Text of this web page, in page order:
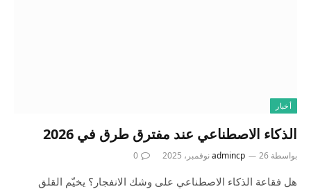
أخبار
الذكاء الاصطناعي عند مفترق طرق في 2026
بواسطة admincp 26 نوفمبر، 2025 0
هل فقاعة الذكاء الاصطناعي على وشك الانفجار؟ يخيّم القلق